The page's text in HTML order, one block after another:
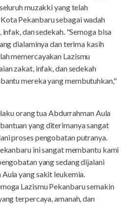
muzakki yang telah
Pekanbaru sebagai wadah
dan sedekah. "Semoga bisa
dialaminya dan terima kasih
memercayakan Lazismu
zakat, infak, dan sedekah
mereka yang membutuhkan,"
orang tua Abdurrahman Aula
yang diterimanya sangat
proses pengobatan putranya.
ini sangat membantu kami
yang sedang dijalani
yang sakit leukemia.
Lazismu Pekanbaru semakin
terpercaya, amanah, dan